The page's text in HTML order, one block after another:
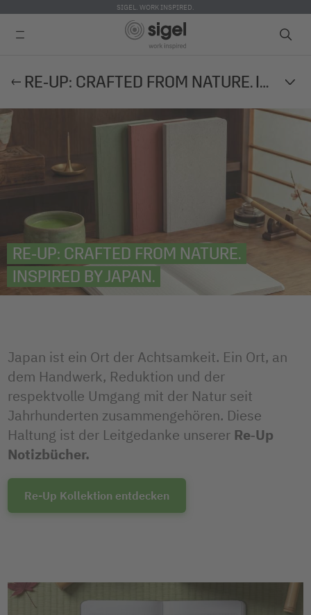
zum
SIGEL. WORK INSPIRED.
RE‑UP: CRAFTED FROM NATURE. INSPIRED BY JAPAN.
RE‑UP: CRAFTED FROM NATURE.
INSPIRED BY JAPAN.
Japan ist ein Ort der Achtsamkeit. Ein Ort, an
dem Handwerk, Reduktion und der
respektvolle Umgang mit der Natur seit
Jahrhunderten zusammengehören. Diese
Haltung ist der Leitgedanke unserer Re‑Up
Notizbücher.
Re-Up Kollektion entdecken